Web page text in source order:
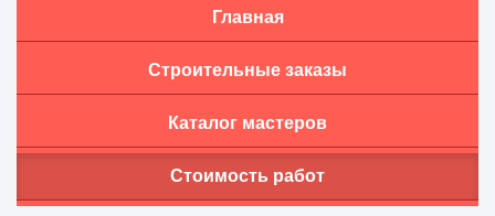
Главная
Строительные заказы
Каталог мастеров
Стоимость работ